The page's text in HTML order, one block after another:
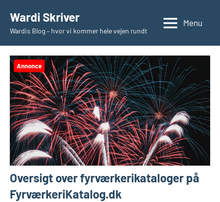
indhold
Wardi Skriver
Wardis Blog – hvor vi kommer hele vejen rundt
Menu
Annonce
Oversigt over fyrværkerikataloger på
FyrværkeriKatalog.dk